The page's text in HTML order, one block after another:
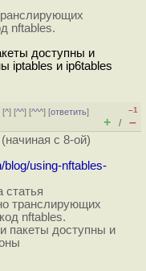
nftables.
доступны и
iptables и ip6tables
[^] [^^] [^^^] [ответить]
–1
+ / –
с 8-ой)
blog/using-nftables-
статья
транслирующих
nftables.
пакеты доступны и